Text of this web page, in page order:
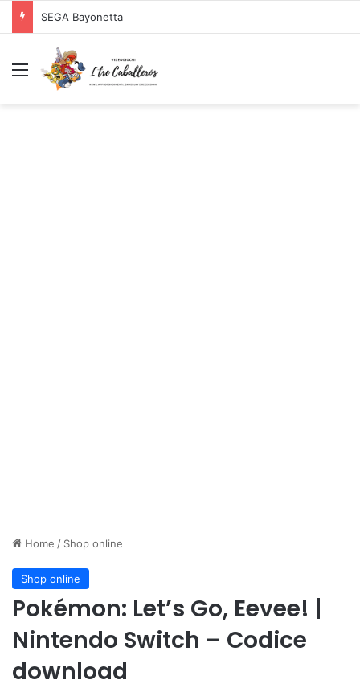
SEGA Bayonetta
Menu
Home / Shop online
Shop online
Pokémon: Let’s Go, Eevee! |
Nintendo Switch – Codice
download